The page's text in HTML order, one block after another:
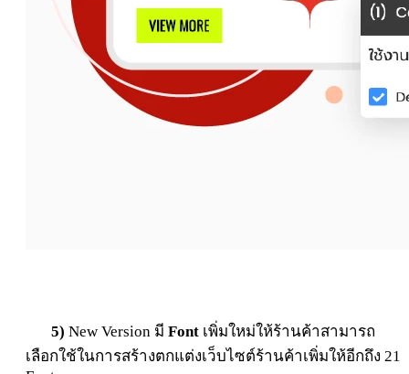
5) New Version มี Font เพิ่มใหม่ให้ร้านค้าสามารถ
เลือกใช้ในการสร้างตกแต่งเว็บไซต์ร้านค้าเพิ่มให้อีกถึง 21